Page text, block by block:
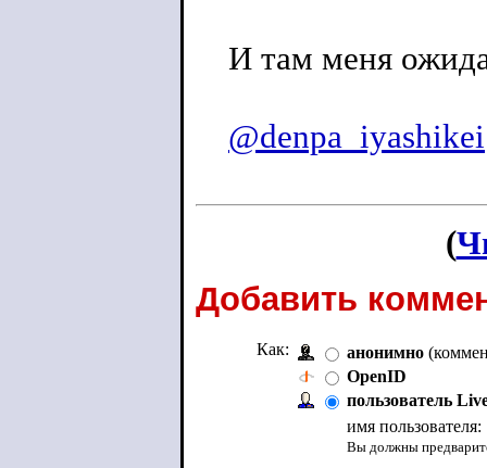
И там меня
@denpa_iyashikei
(
Добавить
Как: анонимно
OpenID
пользователь
имя пользователя:
Вы должны